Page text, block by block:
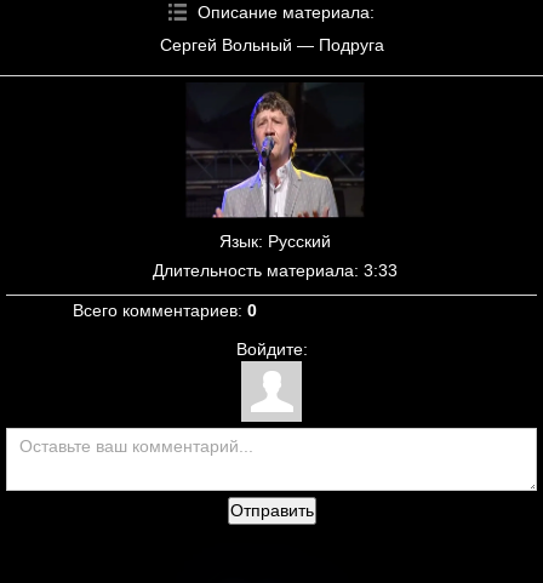
Описание материала:
Сергей Вольный — Подруга
Язык: Русский
Длительность материала: 3:33
Всего комментариев: 0
Войдите:
Отправить